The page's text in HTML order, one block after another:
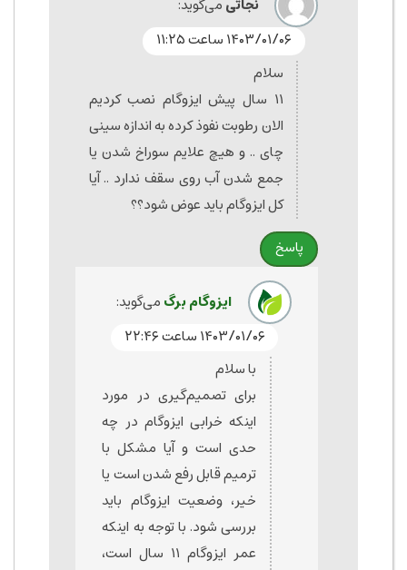
نجاتیمی‌گوید:
۱۴۰۳/۰۱/۰۶ ساعت ۱۱:۲۵
سلام
۱۱ سال پیش ایزوگام نصب کردیم
الان رطوبت نفوذ کرده به اندازه سینی
چای .. و هیچ علایم سوراخ شدن یا
جمع شدن آب روی سقف ندارد .. آیا
کل ایزوگام باید عوض شود؟؟
پاسخ
ایزوگام برگمی‌گوید:
۱۴۰۳/۰۱/۰۶ ساعت ۲۲:۴۶
با سلام
برای تصمیم‌گیری در مورد
اینکه خرابی ایزوگام در چه
حدی است و آیا مشکل با
ترمیم قابل رفع شدن است یا
خیر، وضعیت ایزوگام باید
بررسی شود. با توجه به اینکه
عمر ایزوگام ۱۱ سال است،